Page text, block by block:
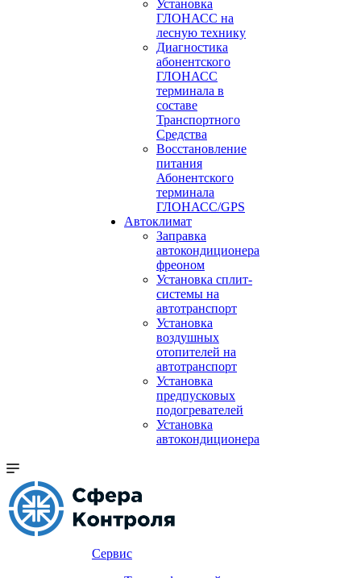
Установка
ГЛОНАСС на
лесную технику
Диагностика
абонентского
ГЛОНАСС
терминала в
составе
Транспортного
Средства
Восстановление
питания
Абонентского
терминала
ГЛОНАСС/GPS
Автоклимат
Заправка
автокондиционера
фреоном
Установка сплит-
системы на
автотранспорт
Установка
воздушных
отопителей на
автотранспорт
Установка
предпусковых
подогревателей
Установка
автокондиционера
Сервис